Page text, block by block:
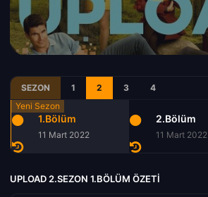
SEZON 1 2 3 4
1.Bölüm
11 Mart 2022
2.Bölüm
11 Mart 2022
UPLOAD 2.SEZON 1.BÖLÜM ÖZETI